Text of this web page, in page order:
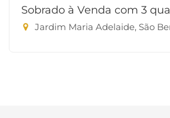
Sobrado à Venda com 3
Jardim Maria Adelaide, São